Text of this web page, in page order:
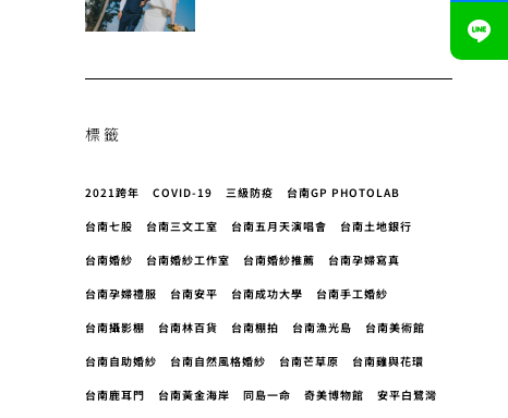
標籤
2021跨年 COVID-19 三級防疫 台南GP PHOTOLAB
台南七股 台南三文工室 台南五月天演唱會 台南土地銀行
台南婚紗 台南婚紗工作室 台南婚紗推薦 台南孕婦寫真
台南孕婦禮服 台南安平 台南成功大學 台南手工婚紗
台南攝影棚 台南林百貨 台南棚拍 台南漁光島 台南美術館
台南自助婚紗 台南自然風格婚紗 台南芒草原 台南雞與花環
台南鹿耳門 台南黃金海岸 同島一命 奇美博物館 安平白鷺灣